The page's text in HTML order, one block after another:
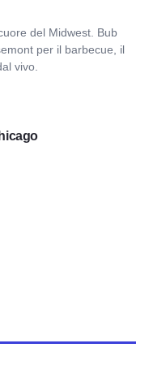
del Midwest. Bub
per il barbecue, il
vivo.